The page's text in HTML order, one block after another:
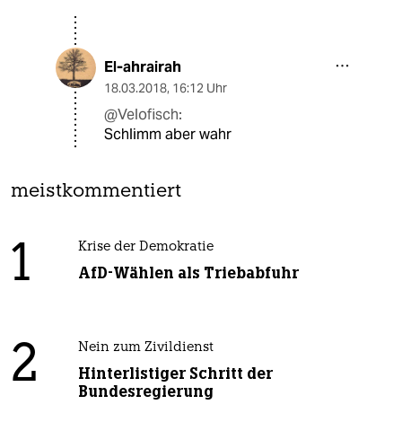
El-ahrairah
18.03.2018, 16:12 Uhr
@Velofisch:
Schlimm aber wahr
meistkommentiert
1 Krise der Demokratie
AfD-Wählen als Triebabfuhr
2 Nein zum Zivildienst
Hinterlistiger Schritt der
Bundesregierung